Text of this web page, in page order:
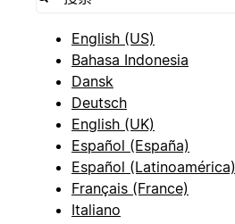
English (US)
Bahasa Indonesia
Dansk
Deutsch
English (UK)
Español (España)
Español (Latinoamérica)
Français (France)
Italiano